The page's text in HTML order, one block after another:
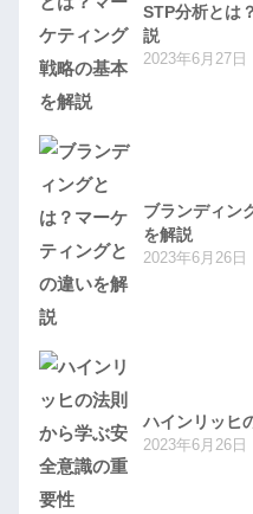
STP分析とは
説
2023年6月27日
ブランディン
を解説
2023年6月26日
ハインリッヒ
2023年6月26日